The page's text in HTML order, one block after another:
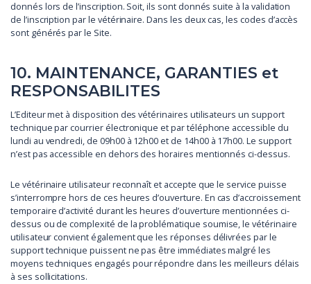
donnés lors de l’inscription. Soit, ils sont donnés suite à la validation
de l’inscription par le vétérinaire. Dans les deux cas, les codes d’accès
sont générés par le Site.
10. MAINTENANCE, GARANTIES et
RESPONSABILITES
L’Editeur met à disposition des vétérinaires utilisateurs un support
technique par courrier électronique et par téléphone accessible du
lundi au vendredi, de 09h00 à 12h00 et de 14h00 à 17h00. Le support
n’est pas accessible en dehors des horaires mentionnés ci-dessus.
Le vétérinaire utilisateur reconnaît et accepte que le service puisse
s’interrompre hors de ces heures d’ouverture. En cas d’accroissement
temporaire d’activité durant les heures d’ouverture mentionnées ci-
dessus ou de complexité de la problématique soumise, le vétérinaire
utilisateur convient également que les réponses délivrées par le
support technique puissent ne pas être immédiates malgré les
moyens techniques engagés pour répondre dans les meilleurs délais
à ses sollicitations.